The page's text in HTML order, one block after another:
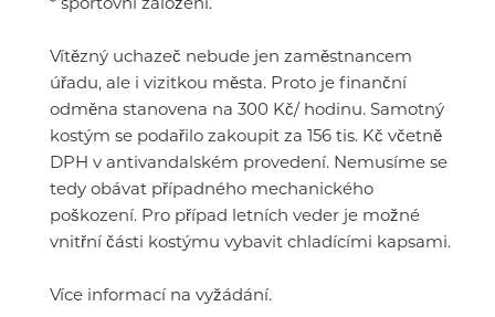
Vítězný uchazeč nebude jen zaměstnancem
úřadu, ale i vizitkou města. Proto je finanční
odměna stanovena na 300 Kč/ hodinu. Samotný
kostým se podařilo zakoupit za 156 tis. Kč včetně
DPH v antivandalském provedení. Nemusíme se
tedy obávat případného mechanického
poškození. Pro případ letních veder je možné
vnitřní části kostýmu vybavit chladícími kapsami.
Více informací na vyžádání.